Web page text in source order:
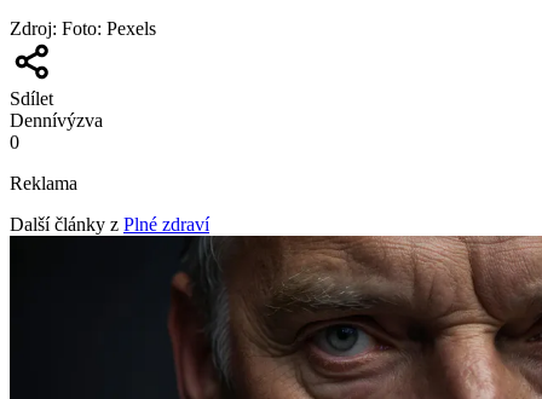
Zdroj: Foto: Pexels
Sdílet
Dennívýzva
0
Reklama
Další články z Plné zdraví